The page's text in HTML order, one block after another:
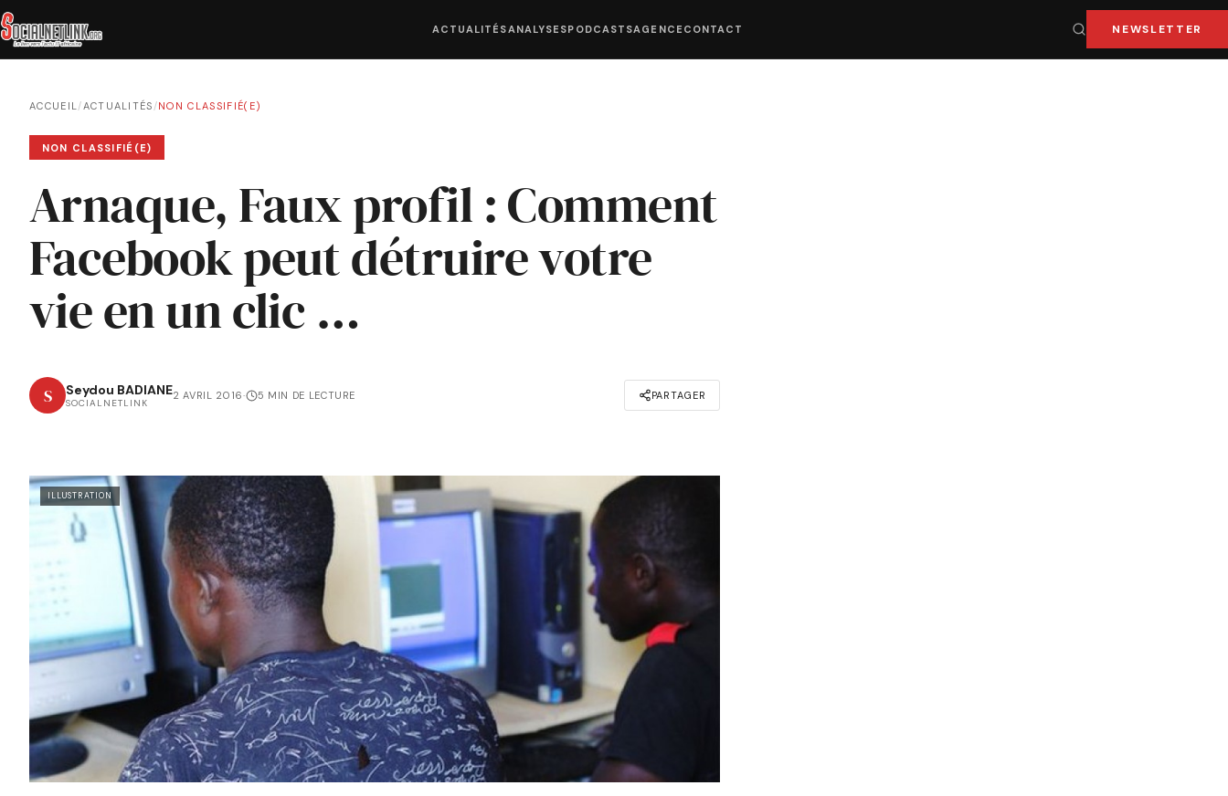
ACTUALITÉSANALYSESPODCASTSAGENCE CONTACT NEWSLETTER
ACCUEIL/ACTUALITÉS /NON CLASSIFIÉ(E)
NON CLASSIFIÉ(E)
Arnaque, Faux profil : Comment
Facebook peut détruire votre
vie en un clic …
S Seydou BADIANE
SOCIALNETLINK
2 AVRIL 2016· 5 MIN DE LECTURE PARTAGER
ILLUSTRATION